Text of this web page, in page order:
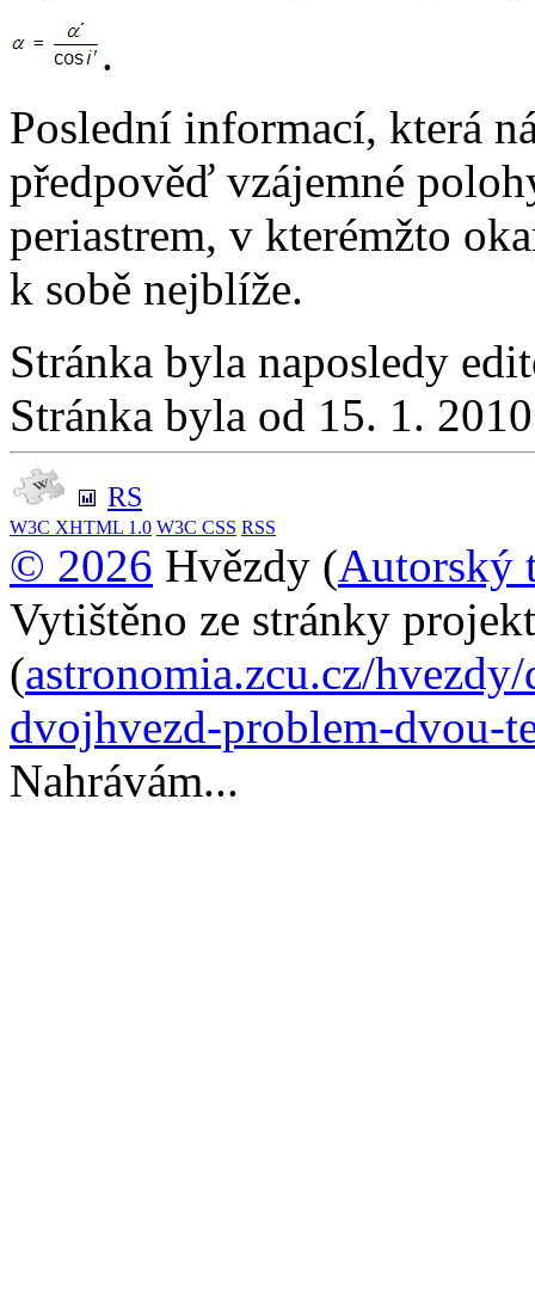
.
Poslední informací, která
předpověď vzájemné
periastrem, v kterémžto
k sobě nejblíže.
Stránka byla naposledy
Stránka byla od 15. 1.
RS
W3C XHTML 1.0 W3C CSS RSS
© 2026 Hvězdy (Autorský
Vytištěno ze stránky
(astronomia.zcu.cz/
dvojhvezd-problem-dvou-
Nahrávám...